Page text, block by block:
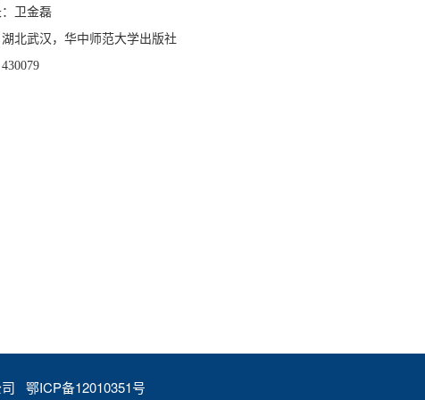
卫金磊
北武汉，华中师范大学出版社
鄂ICP备12010351号